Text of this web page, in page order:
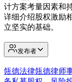
计方案考量因素和
详细介绍股权激励
立坚实的基础。
发布者
瓴德法律瓴德律师